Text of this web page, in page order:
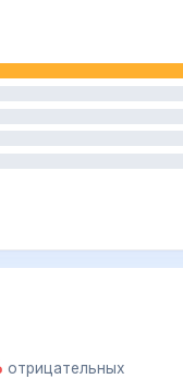
отрицательных